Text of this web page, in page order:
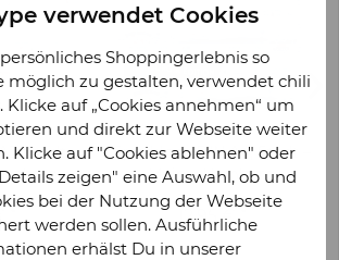
verwendet Cookies
Shoppingerlebnis so
möglich zu gestalten, verwendet chili
Klicke auf „Cookies annehmen“ um
und direkt zur Webseite weiter
Klicke auf "Cookies ablehnen" oder
zeigen" eine Auswahl, ob und
bei der Nutzung der Webseite
werden sollen. Ausführliche
erhälst Du in unserer
Stadt –
Spielblock DIN A4, Stadt –
Moin – Hamburg
12,95 € *